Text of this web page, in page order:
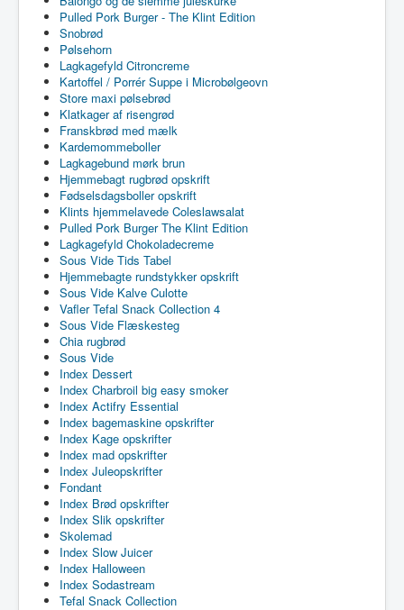
Pulled Pork Burger - The Klint Edition
Snobrød
Pølsehorn
Lagkagefyld Citroncreme
Kartoffel / Porrér Suppe i Microbølgeovn
Store maxi pølsebrød
Klatkager af risengrød
Franskbrød med mælk
Kardemommeboller
Lagkagebund mørk brun
Hjemmebagt rugbrød opskrift
Fødselsdagsboller opskrift
Klints hjemmelavede Coleslawsalat
Pulled Pork Burger The Klint Edition
Lagkagefyld Chokoladecreme
Sous Vide Tids Tabel
Hjemmebagte rundstykker opskrift
Sous Vide Kalve Culotte
Vafler Tefal Snack Collection 4
Sous Vide Flæskesteg
Chia rugbrød
Sous Vide
Index Dessert
Index Charbroil big easy smoker
Index Actifry Essential
Index bagemaskine opskrifter
Index Kage opskrifter
Index mad opskrifter
Index Juleopskrifter
Fondant
Index Brød opskrifter
Index Slik opskrifter
Skolemad
Index Slow Juicer
Index Halloween
Index Sodastream
Tefal Snack Collection